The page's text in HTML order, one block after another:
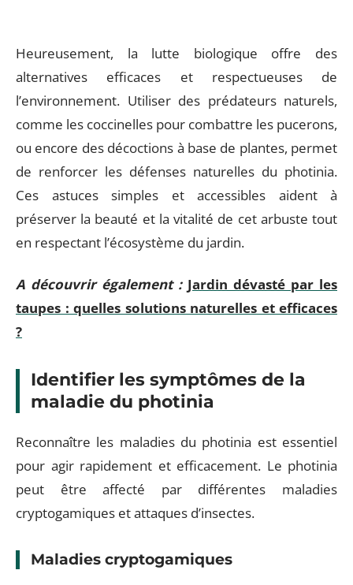
Heureusement, la lutte biologique offre des
alternatives efficaces et respectueuses de
l’environnement. Utiliser des prédateurs naturels,
comme les coccinelles pour combattre les pucerons,
ou encore des décoctions à base de plantes, permet
de renforcer les défenses naturelles du photinia.
Ces astuces simples et accessibles aident à
préserver la beauté et la vitalité de cet arbuste tout
en respectant l’écosystème du jardin.
A découvrir également : Jardin dévasté par les
taupes : quelles solutions naturelles et efficaces
?
Identifier les symptômes de la
maladie du photinia
Reconnaître les maladies du photinia est essentiel
pour agir rapidement et efficacement. Le photinia
peut être affecté par différentes maladies
cryptogamiques et attaques d’insectes.
Maladies cryptogamiques